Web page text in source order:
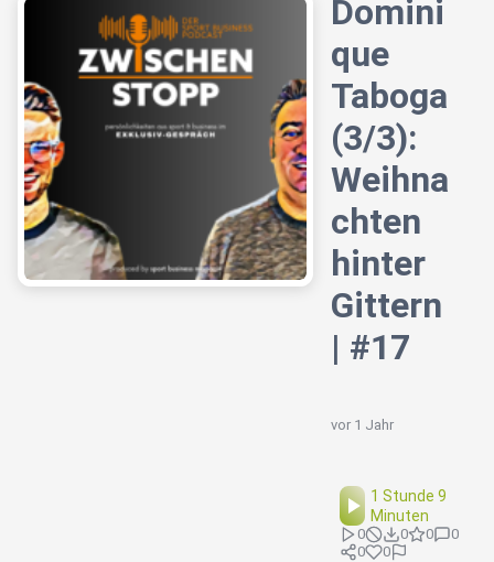
Domini
que
Taboga
(3/3):
Weihna
chten
hinter
Gittern
| #17
vor 1 Jahr
1 Stunde 9
Minuten
0 0 0
0
0
0